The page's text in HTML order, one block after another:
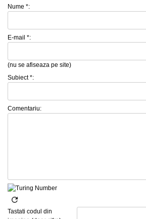
Nume *:
E-mail *:
(nu se afiseaza pe site)
Subiect *:
Comentariu:
Tastati codul din